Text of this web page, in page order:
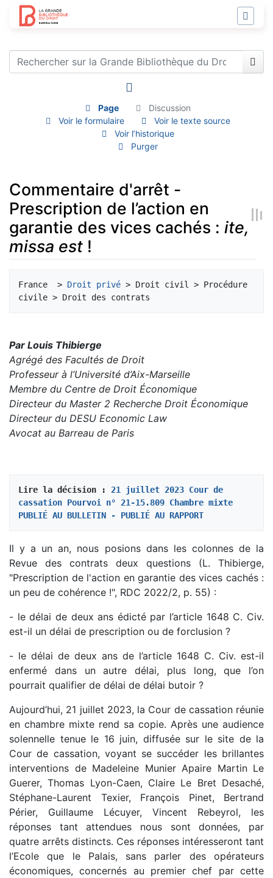
Page
Discussion
Voir le formulaire
Voir le texte source
Voir l’historique
Purger
Commentaire d'arrêt -
Prescription de l’action en
garantie des vices cachés : ite,
missa est !
France  > Droit privé > Droit civil > Procédure
Par Louis Thibierge
Agrégé des Facultés de Droit
Professeur à l’Université d’Aix-Marseille
Membre du Centre de Droit Économique
Directeur du Master 2 Recherche Droit Économique
Directeur du DESU Economic Law
Avocat au Barreau de Paris
Lire la décision : 21 juillet 2023 Cour de
cassation Pourvoi n° 21-15.809 Chambre mixte
PUBLIÉ AU BULLETIN - PUBLIÉ AU RAPPORT
Il y a un an, nous posions dans les colonnes de la
Revue des contrats deux questions (L. Thibierge,
"Prescription de l'action en garantie des vices cachés :
un peu de cohérence !", RDC 2022/2, p. 55) :
- le délai de deux ans édicté par l’article 1648 C. Civ.
est-il un délai de prescription ou de forclusion ?
- le délai de deux ans de l’article 1648 C. Civ. est-il
enfermé dans un autre délai, plus long, que l’on
pourrait qualifier de délai de délai butoir ?
Aujourd’hui, 21 juillet 2023, la Cour de cassation réunie
en chambre mixte rend sa copie. Après une audience
solennelle tenue le 16 juin, diffusée sur le site de la
Cour de cassation, voyant se succéder les brillantes
interventions de Madeleine Munier Apaire Martin Le
Guerer, Thomas Lyon-Caen, Claire Le Bret Desaché,
Stéphane-Laurent Texier, François Pinet, Bertrand
Périer, Guillaume Lécuyer, Vincent Rebeyrol, les
réponses tant attendues nous sont données, par
quatre arrêts distincts. Ces réponses intéresseront tant
l’Ecole que le Palais, sans parler des opérateurs
économiques, concernés au premier chef par cette